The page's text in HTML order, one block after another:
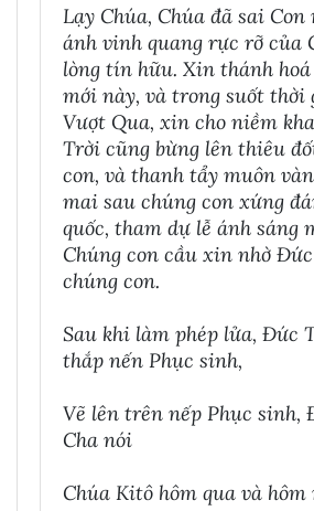
Lạy Chúa, Chúa đã sai
ánh vinh quang rực rỡ của
lòng tín hữu. Xin thánh
mới này, và trong suốt thời
Vượt Qua, xin cho niềm
Trời cũng bừng lên thiêu
con, và thanh tẩy muôn
mai sau chúng con xứng
quốc, tham dự lễ ánh sáng
Chúng con cầu xin nhờ
chúng con.
Sau khi làm phép lửa, Đức
thắp nến Phục sinh,
Vẽ lên trên nếp Phục sinh,
Cha nói
Chúa Kitô hôm qua và hôm